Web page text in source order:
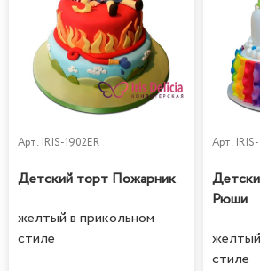
Арт. IRIS-1902ER
Детский торт Пожарник
желтый в прикольном
стиле
Арт.
Рюши
стиле